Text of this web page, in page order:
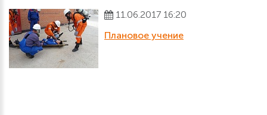
11.06.2017 16:20
Плановое учение